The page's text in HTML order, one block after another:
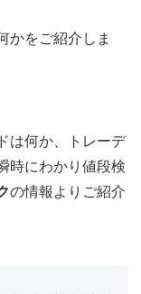
かをご紹介しま
は何か、トレーデ
時にわかり値段検
の情報よりご紹介